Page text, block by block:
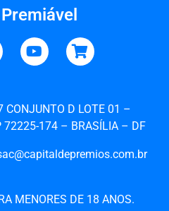
CONJUNTO D LOTE 01 –
72225-174 – BRASÍLIA – DF
MENORES DE 18 ANOS.